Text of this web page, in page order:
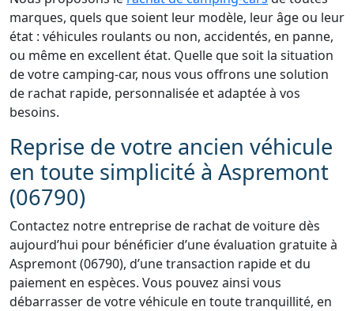
marques, quels que soient leur modèle, leur âge ou leur
état : véhicules roulants ou non, accidentés, en panne,
ou même en excellent état. Quelle que soit la situation
de votre camping-car, nous vous offrons une solution
de rachat rapide, personnalisée et adaptée à vos
besoins.
Reprise de votre ancien véhicule
en toute simplicité à Aspremont
(06790)
Contactez notre entreprise de rachat de voiture dès
aujourd’hui pour bénéficier d’une évaluation gratuite à
Aspremont (06790), d’une transaction rapide et du
paiement en espèces. Vous pouvez ainsi vous
débarrasser de votre véhicule en toute tranquillité, en